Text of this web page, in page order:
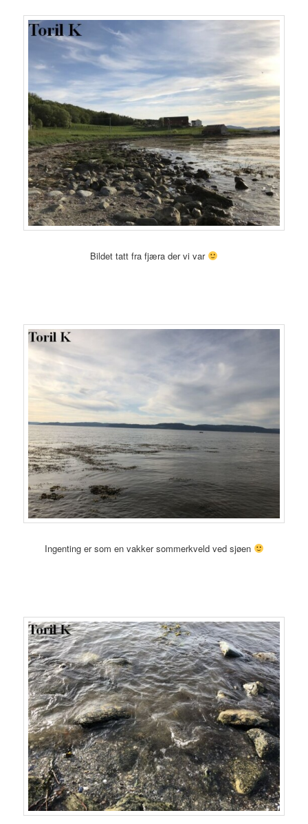
Bildet tatt fra fjæra der vi var
Ingenting er som en vakker sommerkveld ved sjøen